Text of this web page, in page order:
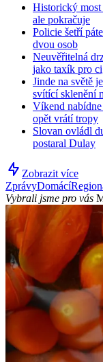
Historický most
ale pokračuje
Policie šetří
dvou osob
Neuvěřitelná
jako taxík pro
Jinde na světě
svítící sklenění
Víkend nabídne
opět vrátí tropy
Slovan ovládl
postaral Dulay
Zobrazit více
ZprávyDomácí
Vybrali jsme pro vás